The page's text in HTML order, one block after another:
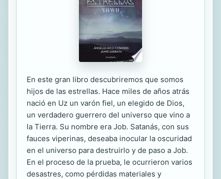
En este gran libro descubriremos que somos
hijos de las estrellas. Hace miles de años atrás
nació en Uz un varón fiel, un elegido de Dios,
un verdadero guerrero del universo que vino a
la Tierra. Su nombre era Job. Satanás, con sus
fauces viperinas, deseaba inocular la oscuridad
en el universo para destruirlo y de paso a Job.
En el proceso de la prueba, le ocurrieron varios
desastres, como pérdidas materiales y